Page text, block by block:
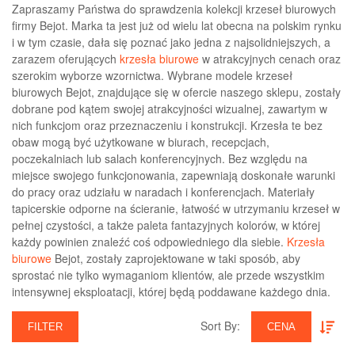
Zapraszamy Państwa do sprawdzenia kolekcji krzeseł biurowych
firmy Bejot. Marka ta jest już od wielu lat obecna na polskim rynku
i w tym czasie, dała się poznać jako jedna z najsolidniejszych, a
zarazem oferujących krzesła biurowe w atrakcyjnych cenach oraz
szerokim wyborze wzornictwa. Wybrane modele krzeseł
biurowych Bejot, znajdujące się w ofercie naszego sklepu, zostały
dobrane pod kątem swojej atrakcyjności wizualnej, zawartym w
nich funkcjom oraz przeznaczeniu i konstrukcji. Krzesła te bez
obaw mogą być użytkowane w biurach, recepcjach,
poczekalniach lub salach konferencyjnych. Bez względu na
miejsce swojego funkcjonowania, zapewniają doskonałe warunki
do pracy oraz udziału w naradach i konferencjach. Materiały
tapicerskie odporne na ścieranie, łatwość w utrzymaniu krzeseł w
pełnej czystości, a także paleta fantazyjnych kolorów, w której
każdy powinien znaleźć coś odpowiedniego dla siebie. Krzesła
biurowe Bejot, zostały zaprojektowane w taki sposób, aby
sprostać nie tylko wymaganiom klientów, ale przede wszystkim
intensywnej eksploatacji, której będą poddawane każdego dnia.
FILTER Sort By:‎ CENA